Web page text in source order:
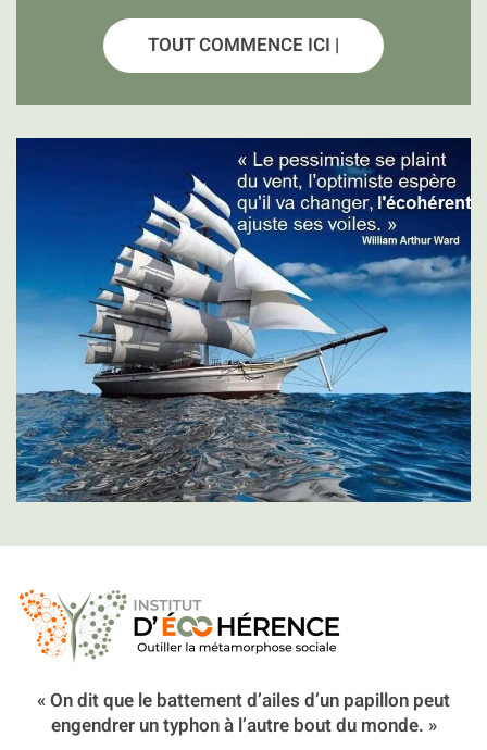
TOUT COMMENCE ICI |
« On dit que le battement d’ailes d’un papillon peut
engendrer un typhon à l’autre bout du monde. »